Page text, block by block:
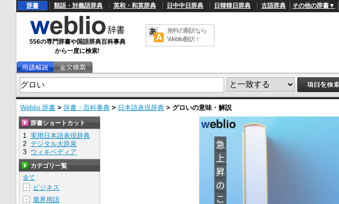
辞書 類語・対義語辞典 英和・和英辞典 日中中日辞典 日韓韓日辞典 古語辞典 その他の辞書▼
556の専門辞書や国語辞典百科事典
から一度に検索!
無料の翻訳なら
Weblio翻訳！
Weblio 辞書 > 辞書・百科事典 > 日本語表現辞典 > グロいの意味・解説
辞書ショートカット
1 実用日本語表現辞典
2 デジタル大辞泉
3 ウィキペディア
カテゴリ一覧
全て
＋
ビジネス
＋ 業界用語